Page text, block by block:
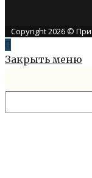
Copyright 2026 ©
Закрыть меню